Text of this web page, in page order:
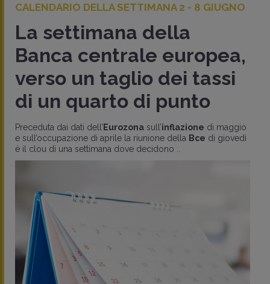
CALENDARIO DELLA SETTIMANA 2 - 8 GIUGNO
La settimana della
Banca centrale europea,
verso un taglio dei tassi
di un quarto di punto
Preceduta dai dati dell’ Eurozona sull’inflazione di maggio
e sull’occupazione di aprile la riunione della Bce di giovedì
è il clou di una settimana dove decidono ..